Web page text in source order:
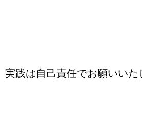
実践は自己責任でお願いいた